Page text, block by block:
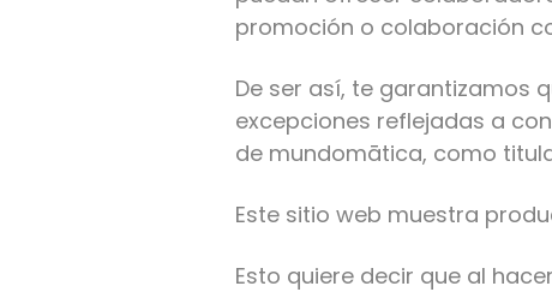
promoción o colaboración
De ser así, te garantizamos
excepciones reflejadas a
de mundomātica, como
Este sitio web muestra
Esto quiere decir que al